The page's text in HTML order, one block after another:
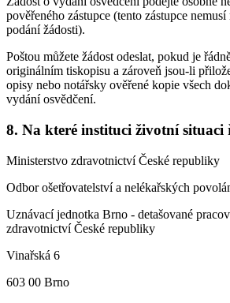
pověřeného zástupce (tento zástupce
podání žádosti).
Poštou můžete žádost odeslat, pokud je
originálním tiskopisu a zároveň jsou-li
opisy nebo notářsky ověřené kopie všech
vydání osvědčení.
8. Na které instituci životní situaci
Ministerstvo zdravotnictví České republiky
Odbor ošetřovatelství a nelékařských
Uznávací jednotka Brno - detašované
zdravotnictví České republiky
Vinařská 6
603 00 Brno